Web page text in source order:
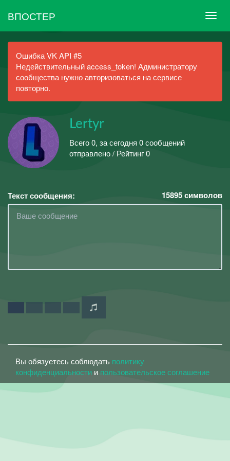
ВПОСТЕР
Ошибка VK API #5
Недействительный access_token! Администратору
сообщества нужно авторизоваться на сервисе
повторно.
Lertyr
Всего 0, за сегодня 0 сообщений
отправлено / Рейтинг 0
Текст сообщения: 15895символов
Вы обязуетесь соблюдать политику
конфиденциальности и пользовательское соглашение